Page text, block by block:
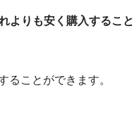
よりも安く購入すること
ることができます。